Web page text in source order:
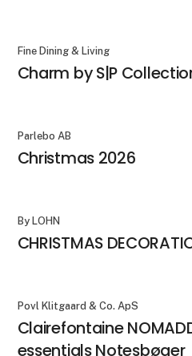
Fine Dining & Living
Charm by S|P
Parlebo AB
Christmas 2026
By LOHN
CHRISTMAS
Povl Klitgaard & Co. ApS
Clairefontaine
essentials Notesbøger